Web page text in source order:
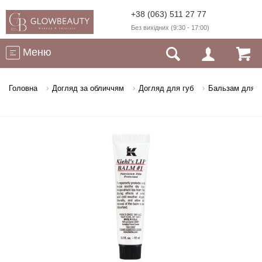
+38 (063) 511 27 77
Без вихідних (9:30 - 17:00)
Меню
Головна Догляд за обличчям Догляд для губ Бальзам для